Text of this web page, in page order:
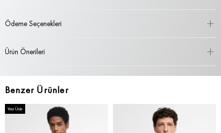
Ödeme Seçenekleri
Ürün Önerileri
Benzer Ürünler
Yeni Ürün